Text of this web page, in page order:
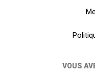
VOUS